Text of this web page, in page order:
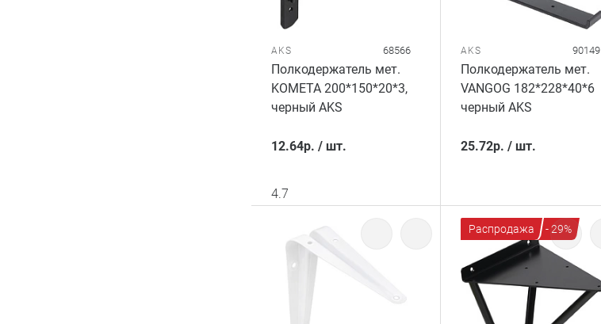
AKS 68566
Полкодержатель мет.
KOMETA 200*150*20*3,
черный AKS
12.64р. / шт.
4.7
AKS 90149
Полкодержатель мет.
VANGOG 182*228*40*6
черный AKS
25.72р. / шт.
Распродажа - 29%